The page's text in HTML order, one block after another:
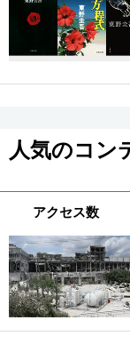
人気のコン
アクセス数